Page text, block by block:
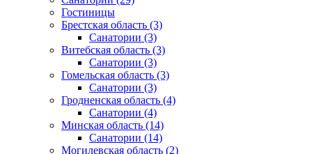
Гостиницы
Брестская область (3)
Санатории (3)
Витебская область (3)
Санатории (3)
Гомельская область (3)
Санатории (3)
Гродненская область (4)
Санатории (4)
Минская область (14)
Санатории (14)
Могилевская область (2)